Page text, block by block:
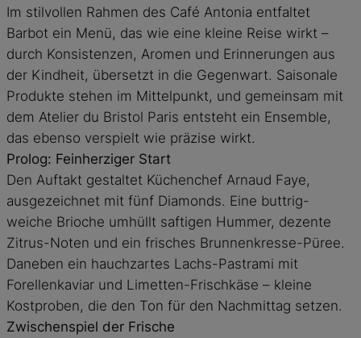
Im stilvollen Rahmen des Café Antonia entfaltet
Barbot ein Menü, das wie eine kleine Reise wirkt –
durch Konsistenzen, Aromen und Erinnerungen aus
der Kindheit, übersetzt in die Gegenwart. Saisonale
Produkte stehen im Mittelpunkt, und gemeinsam mit
dem Atelier du Bristol Paris entsteht ein Ensemble,
das ebenso verspielt wie präzise wirkt.
Prolog: Feinherziger Start
Den Auftakt gestaltet Küchenchef Arnaud Faye,
ausgezeichnet mit fünf Diamonds. Eine buttrig-
weiche Brioche umhüllt saftigen Hummer, dezente
Zitrus-Noten und ein frisches Brunnenkresse-Püree.
Daneben ein hauchzartes Lachs-Pastrami mit
Forellenkaviar und Limetten-Frischkäse – kleine
Kostproben, die den Ton für den Nachmittag setzen.
Zwischenspiel der Frische